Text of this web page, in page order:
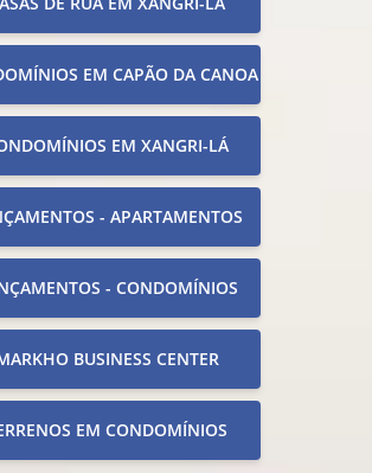
EM CAPÃO DA CANOA
EM XANGRI-LÁ
- APARTAMENTOS
- CONDOMÍNIOS
BUSINESS CENTER
EM CONDOMÍNIOS